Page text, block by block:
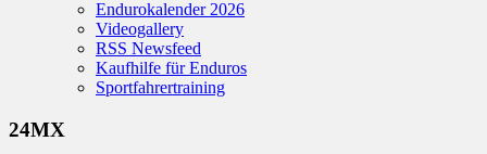
Endurokalender 2026
Videogallery
RSS Newsfeed
Kaufhilfe für Enduros
Sportfahrertraining
24MX